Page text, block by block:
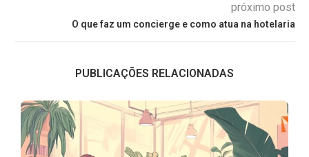
próximo post
O que faz um concierge e como atua na hotelaria
PUBLICAÇÕES RELACIONADAS